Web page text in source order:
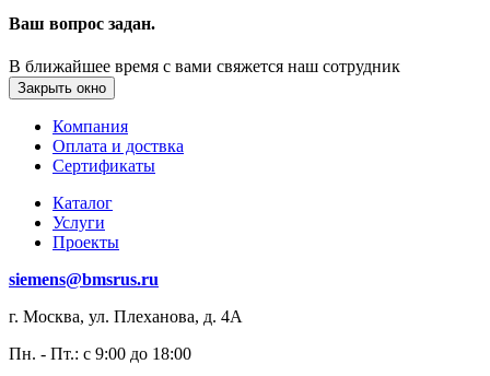
Ваш вопрос задан.
В ближайшее время с вами свяжется наш сотрудник
Закрыть окно
Компания
Оплата и доствка
Сертификаты
Каталог
Услуги
Проекты
siemens@bmsrus.ru
г. Москва, ул. Плеханова, д. 4А
Пн. - Пт.: c 9:00 до 18:00